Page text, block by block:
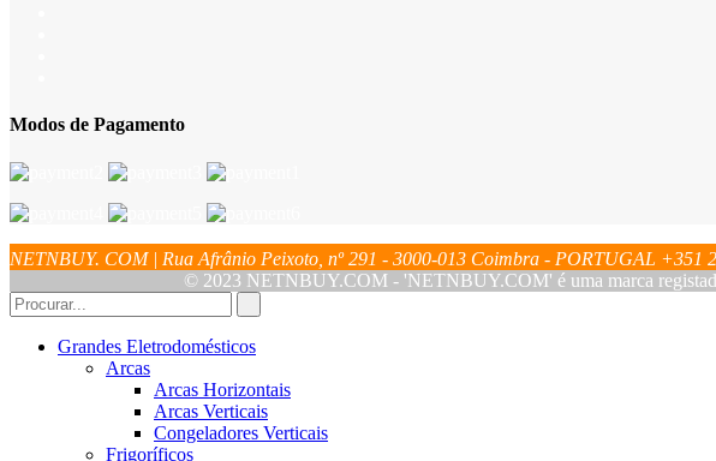
Modos de Pagamento
NETNBUY. COM | Rua Afrânio Peixoto, nº 291 - 3000-013 Coimbra - PORTUGAL +351
© 2023 NETNBUY.COM - 'NETNBUY.COM' é uma marca
Grandes Eletrodomésticos
Arcas
Arcas Horizontais
Arcas Verticais
Congeladores Verticais
Frigoríficos